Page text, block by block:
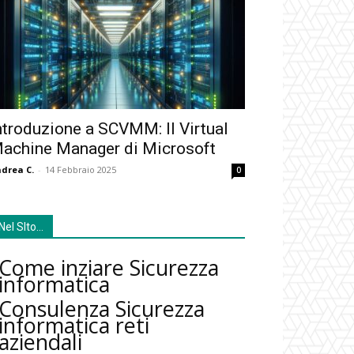
a SCVMM: Il Virtual
Manager di Microsoft
C. - 14 Febbraio 2025 0
Nel SIto…
Come inziare Sicurezza
informatica
Consulenza Sicurezza
informatica reti
aziendali